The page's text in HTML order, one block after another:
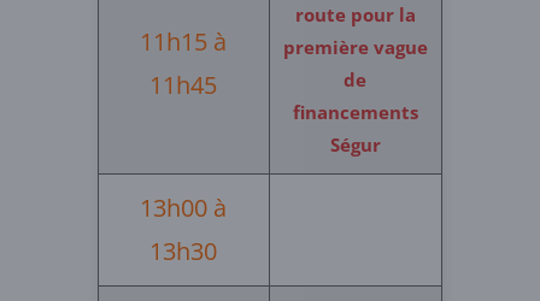
11h15 à
11h45
route pour la
première vague
de
financements
Ségur
13h00 à
13h30